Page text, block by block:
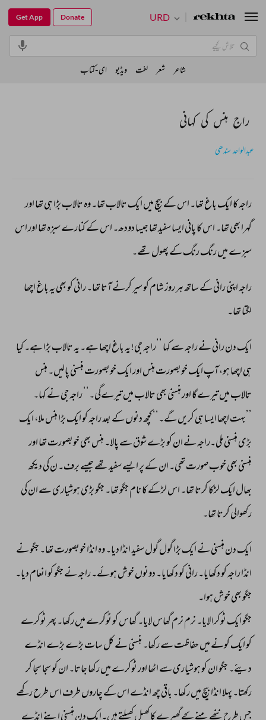
راج ہنس کی کہانی
عبدالواحد سندھی
راجہ کا ایک باغ تھا۔ اس کے بیچ میں ایک تالاب تھا۔ وہ تالاب بڑا ہی تھا اور
گہرا بھی تھا۔ اس کا پانی ایسا سفید تھا جیسا دودھ۔ اس کے کنارے سبزہ تھا اور اس
سبزے میں رنگ رنگ کے پھول تھے۔
راجہ اپنی رانی کے ساتھ ہر روز شام کو سیر کرنے آتا تھا۔ رانی کو بھی یہ باغ اچھا
لگتا تھا۔
ایک دن رانی نے راجہ سے کہا ’’راجہ جی! یہ باغ اچھا ہے۔ یہ تالاب بڑا ہے۔ کیا
ہی اچھا ہو، آپ ایک خوبصورت ہنس اور ایک خوبصورت ہنسنی پالیں۔ ہنس
تالاب میں تیرےگا اور ہنسنی بھی تالاب میں تیرےگی۔‘‘ راجہ جی نے کہا۔
’’بہت اچھا ایسا ہی کریں گے۔‘‘ کچھ دنوں کے بعد راجہ کو ایک بڑا ہنس ملا، ایک
بڑی ہنسنی ملی۔راجہ نے ان کو بڑے شوق سے پالا۔ ہنس بھی خوبصورت تھا اور
ہنسنی بھی خوب صورت تھی۔ ان کے پر ایسے سفید تھے جیسے برف۔ ن کی دیکھ
بھال ایک لڑکا کرتا تھا۔ اس لڑکے کا نام جگو تھا۔ جگو بڑی ہوشیاری سے ان کی
رکھوالی کرتا تھا۔
ایک دن ہنسنی نے ایک بڑا گول گول سفید انڈا دیا۔ وہ انڈا خوبصورت تھا۔ جگو نے
انڈا راجہ کو دکھایا۔ رانی کو دکھایا۔ دونوں خوش ہوئے۔ راجہ نے جگو کو انعام دیا۔
جگو بھی خوش ہوا۔
جگو ایک ٹوکرا لایا۔ نرم نرم گھاس لایا۔ گھاس کو ٹوکرے میں رکھا۔ پھر ٹوکرے
کو ایک کونے میں حفاظت سے رکھا۔ ہنسنی نے کل سات بڑے بڑے انڈے
دیئے۔ جگو ان کو ہوشیاری سے اٹھا اور ٹوکرے میں رکھا جاتا۔ ان کو سجا سجا کر
رکھتا۔ پہلا انڈا بیچ میں رکھا۔ باقی چھ انڈے اس کے چاروں طرف اس طرح رکھے
URD
Get App Donate
شاعر شعر لغت ویڈیو ای-کتاب